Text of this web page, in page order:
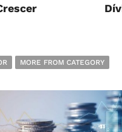
MORE FROM CATEGORY